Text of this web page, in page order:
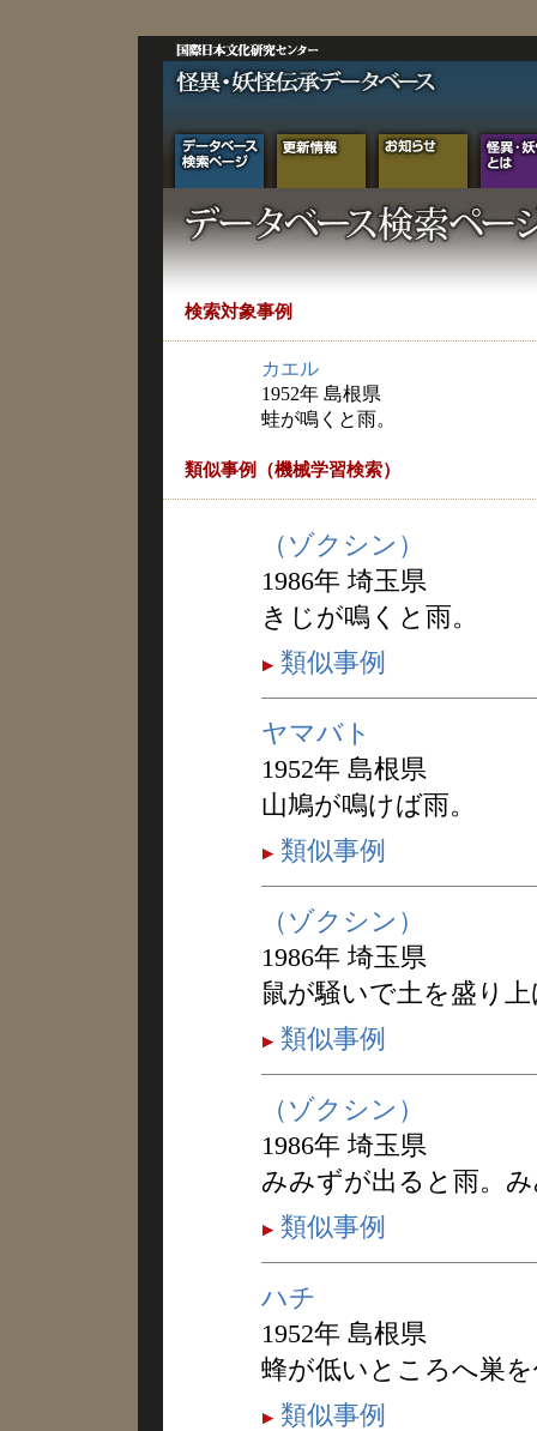
検索対象事例
カエル
1952年 島根県
蛙が鳴くと雨。
類似事例（機械学習検索）
（ゾクシン）
1986年 埼玉県
きじが鳴くと雨。
類似事例
ヤマバト
1952年 島根県
山鳩が鳴けば雨。
類似事例
（ゾクシン）
1986年 埼玉県
鼠が騒いで土を盛り
類似事例
（ゾクシン）
1986年 埼玉県
みみずが出ると雨。
類似事例
ハチ
1952年 島根県
蜂が低いところへ巣
類似事例